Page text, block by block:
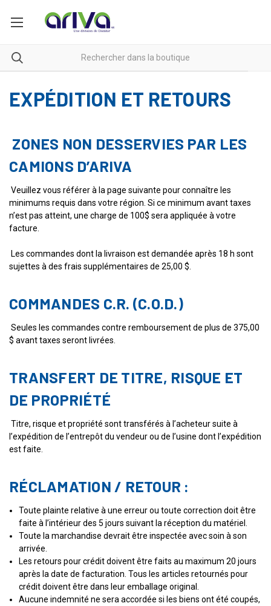
EXPÉDITION ET RETOURS
ZONES NON DESSERVIES PAR LES
CAMIONS D’ARIVA
Veuillez vous référer à la page suivante pour connaître les
minimums requis dans votre région. Si ce minimum avant taxes
n’est pas atteint, une charge de 100$ sera appliquée à votre
facture.
Les commandes dont la livraison est demandée après 18 h sont
sujettes à des frais supplémentaires de 25,00 $.
COMMANDES C.R. (C.O.D.)
Seules les commandes contre remboursement de plus de 375,00
$ avant taxes seront livrées.
TRANSFERT DE TITRE, RISQUE ET
DE PROPRIÉTÉ
Titre, risque et propriété sont transférés à l’acheteur suite à
l’expédition de l’entrepôt du vendeur ou de l’usine dont l’expédition
est faite.
RÉCLAMATION / RETOUR :
Toute plainte relative à une erreur ou toute correction doit être
faite à l’intérieur des 5 jours suivant la réception du matériel.
Toute la marchandise devrait être inspectée avec soin à son
arrivée.
Les retours pour crédit doivent être faits au maximum 20 jours
après la date de facturation. Tous les articles retournés pour
crédit doivent être dans leur emballage original.
Aucune indemnité ne sera accordée si les biens ont été coupés,